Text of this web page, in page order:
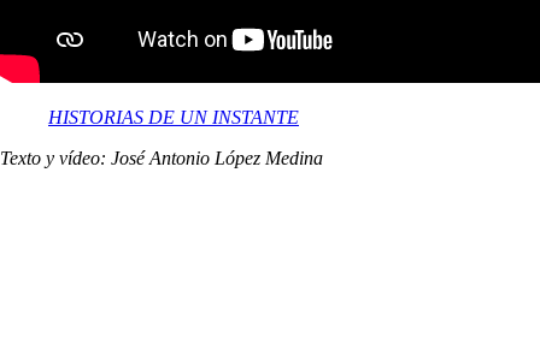
HISTORIAS DE UN INSTANTE
Texto y vídeo: José Antonio López Medina